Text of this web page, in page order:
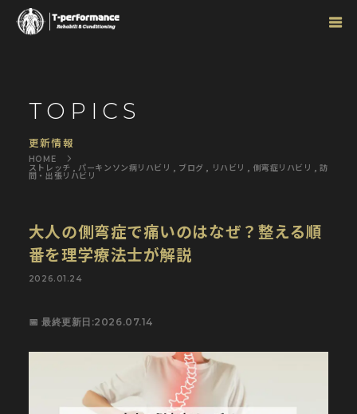
TOPICS
更新情報
ストレッチ ,パーキンソン病リハビリ , ブログ , リハビリ , 側弯症リハビリ ,訪
問・出張リハビリ
大人の側弯症で痛いのはなぜ？整える順
番を理学療法士が解説
2026.01.24
📅 最終更新日:2026.07.14